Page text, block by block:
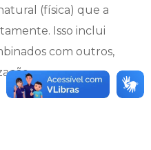
(física) que a
Isso inclui
com outros,